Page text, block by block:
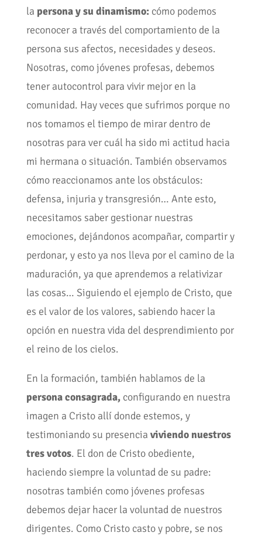
la persona y su dinamismo: cómo podemos
reconocer a través del comportamiento de la
persona sus afectos, necesidades y deseos.
Nosotras, como jóvenes profesas, debemos
tener autocontrol para vivir mejor en la
comunidad. Hay veces que sufrimos porque no
nos tomamos el tiempo de mirar dentro de
nosotras para ver cuál ha sido mi actitud hacia
mi hermana o situación. También observamos
cómo reaccionamos ante los obstáculos:
defensa, injuria y transgresión… Ante esto,
necesitamos saber gestionar nuestras
emociones, dejándonos acompañar, compartir y
perdonar, y esto ya nos lleva por el camino de la
maduración, ya que aprendemos a relativizar
las cosas… Siguiendo el ejemplo de Cristo, que
es el valor de los valores, sabiendo hacer la
opción en nuestra vida del desprendimiento por
el reino de los cielos.
En la formación, también hablamos de la
persona consagrada,configurando en nuestra
imagen a Cristo allí donde estemos, y
testimoniando su presencia viviendo nuestros
tres votos. El don de Cristo obediente,
haciendo siempre la voluntad de su padre:
nosotras también como jóvenes profesas
debemos dejar hacer la voluntad de nuestros
dirigentes. Como Cristo casto y pobre, se nos